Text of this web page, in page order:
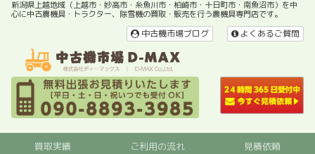
新潟県上越地域（上越市・妙高市・糸魚川市・柏崎市・十日町市・南魚沼市）を中
心に中古農機具・トラクター、除雪機の買取・販売を行う農機具専門店です。
よくあるご質問
中古機市場ブログ
買取実績 ご利用の流れ 見積依頼